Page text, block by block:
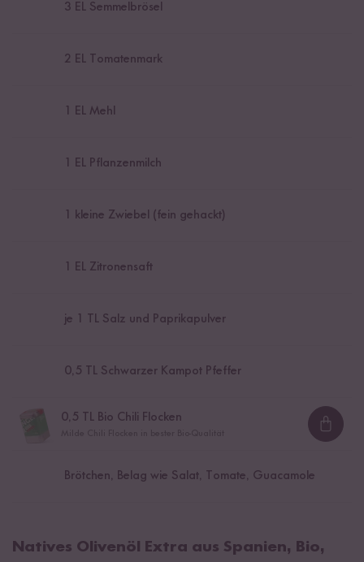
3 EL Semmelbrösel
2 EL Tomatenmark
1 EL Mehl
1 EL Pflanzenmilch
1 kleine Zwiebel (fein gehackt)
1 EL Zitronensaft
je 1 TL Salz und Paprikapulver
0,5 TL Schwarzer Kampot Pfeffer
0,5 TL Bio Chili Flocken
Brötchen, Belag wie Salat, Tomate, Guacamole
Natives Olivenöl Extra aus Spanien, Bio,